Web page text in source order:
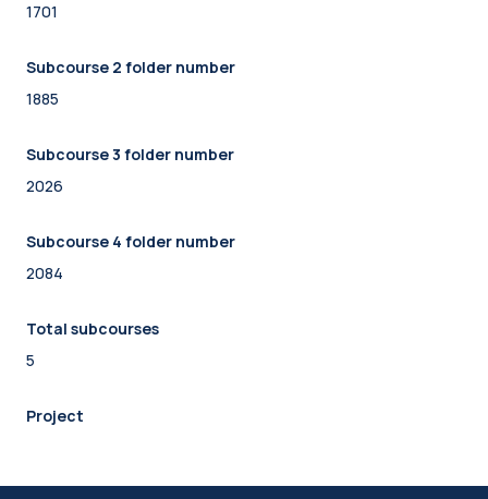
1701
Subcourse 2 folder number
1885
Subcourse 3 folder number
2026
Subcourse 4 folder number
2084
Total subcourses
5
Project